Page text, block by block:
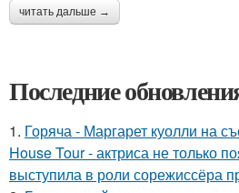
читать дальше →
Последние
1. Горяча - Маргарет куолли на
House Tour - актриса не только
выступила в роли сорежиссёра